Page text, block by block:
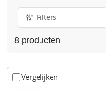
Filters
8 producten
Vergelijken